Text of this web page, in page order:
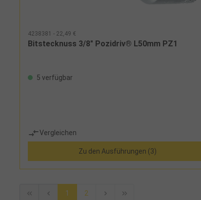
4238381 - 22,49 €
Bitstecknuss 3/8" Pozidriv® L50mm PZ1
5 verfügbar
Vergleichen
Zu den Ausführungen (3)
1 2